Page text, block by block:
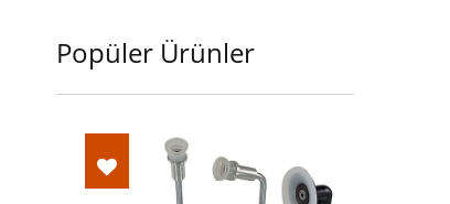
Popüler Ürünler